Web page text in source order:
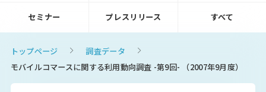
セミナー プレスリリース すべて
トップページ
調査データ
モバイルコマースに関する利用動向調査 -第9回- （2007年9月度）